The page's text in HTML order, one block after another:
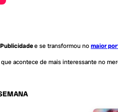
e se transformou nomaior
acontece de mais interessante no